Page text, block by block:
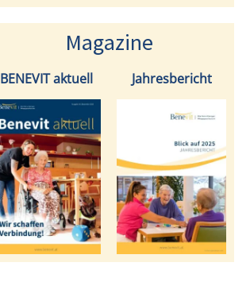
Magazine
BENEVIT aktuell Jahresbericht